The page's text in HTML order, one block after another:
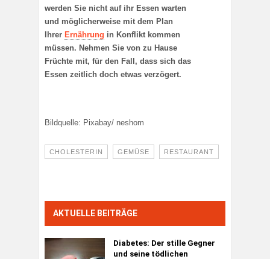
werden Sie nicht auf ihr Essen warten
und möglicherweise mit dem Plan
Ihrer Ernährung in Konflikt kommen
müssen. Nehmen Sie von zu Hause
Früchte mit, für den Fall, dass sich das
Essen zeitlich doch etwas verzögert.
Bildquelle: Pixabay/ neshom
CHOLESTERIN GEMÜSE RESTAURANT
AKTUELLE BEITRÄGE
Diabetes: Der stille Gegner
und seine tödlichen